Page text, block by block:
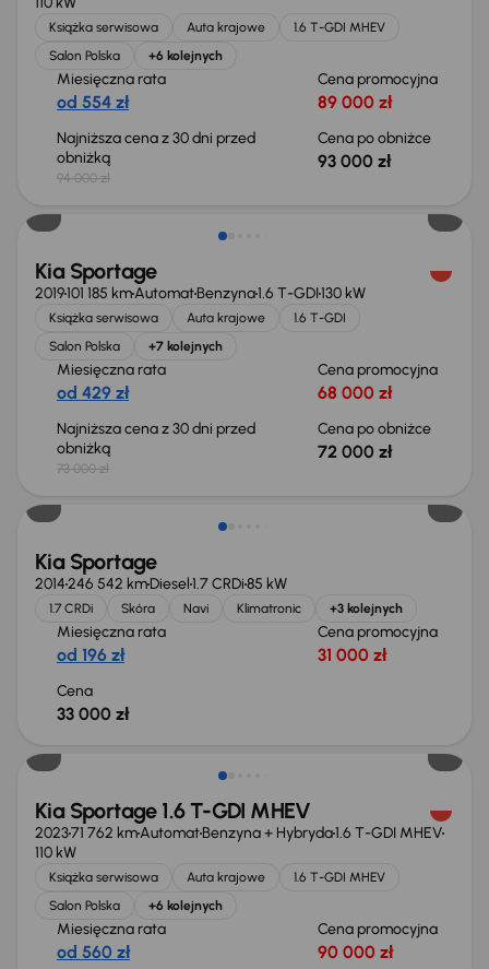
Książka serwisowa Auta krajowe
1.6 T-GDI MHEV
Salon Polska
+6 kolejnych
Miesięczna rata
od 554 zł
Cena promocyjna
89 000 zł
Najniższa cena z 30 dni przed
obniżką
94 000 zł
Cena po obniżce
93 000 zł
Taniej o 1 000 zł
Kia Sportage
2019101 185 kmAutomatBenzyna1.6 T-GDI130 kW
Książka serwisowa Auta krajowe
1.6 T-GDI
Salon Polska
+7 kolejnych
Miesięczna rata
od 429 zł
Cena promocyjna
68 000 zł
Najniższa cena z 30 dni przed
obniżką
73 000 zł
Cena po obniżce
72 000 zł
Kia Sportage
2014246 542 kmDiesel1.7 CRDi85 kW
1.7 CRDi Skóra Navi Klimatronic +3 kolejnych
Miesięczna rata
od 196 zł
Cena promocyjna
31 000 zł
Cena
33 000 zł
Kia Sportage 1.6 T-GDI MHEV
202371 762 kmAutomatBenzyna + Hybryda1.6 T-GDI MHEV
110 kW
Książka serwisowa Auta krajowe
1.6 T-GDI MHEV
Salon Polska
+6 kolejnych
Miesięczna rata
od 560 zł
Cena promocyjna
90 000 zł